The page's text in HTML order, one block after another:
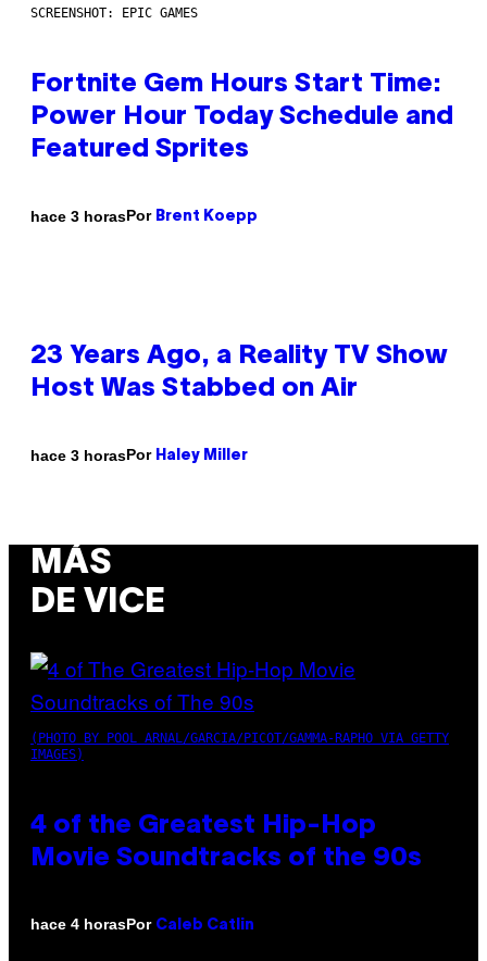
SCREENSHOT: EPIC GAMES
Fortnite Gem Hours Start Time:
Power Hour Today Schedule and
Featured Sprites
hace 3 horasPor Brent Koepp
23 Years Ago, a Reality TV Show
Host Was Stabbed on Air
hace 3 horasPor Haley Miller
MÁS
DE VICE
(PHOTO BY POOL ARNAL/GARCIA/PICOT/GAMMA-RAPHO VIA GETTY
IMAGES)
4 of the Greatest Hip-Hop
Movie Soundtracks of the 90s
hace 4 horasPor Caleb Catlin